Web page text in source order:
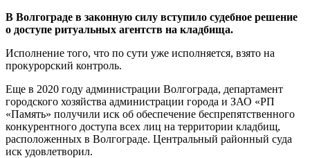
В Волгограде в законную силу вступило судебное решение
о доступе ритуальных агентств на кладбища.
Исполнение того, что по сути уже исполняется, взято на
прокурорский контроль.
Еще в 2020 году администрации Волгограда, департамент
городского хозяйства администрации города и ЗАО «РП
«Память» получили иск об обеспечение беспрепятственного
конкурентного доступа всех лиц на территории кладбищ,
расположенных в Волгограде. Центральный районный суда
иск удовлетворил.